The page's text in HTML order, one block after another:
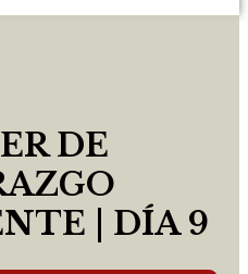
DE
| DÍA 9